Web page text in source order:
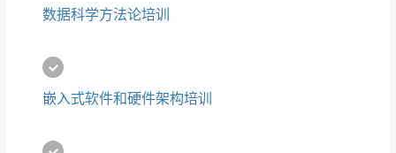
数据科学方法论培训
嵌入式软件和硬件架构培训